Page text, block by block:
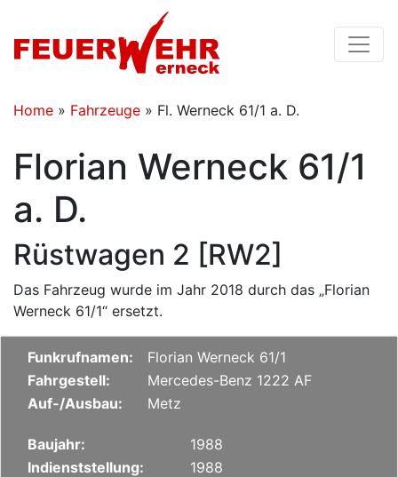
Home » Fahrzeuge » Fl. Werneck 61/1 a. D.
Florian Werneck 61/1
a. D.
Rüstwagen 2 [RW2]
Das Fahrzeug wurde im Jahr 2018 durch das „Florian
Werneck 61/1“ ersetzt.
Funkrufnamen:
Florian Werneck 61/1
Fahrgestell:
Mercedes-Benz 1222 AF
Auf-/Ausbau:
Metz
Baujahr:
1988
Indienststellung:
1988